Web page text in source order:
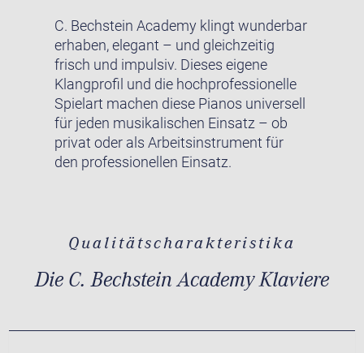
C. Bechstein Academy klingt wunderbar
erhaben, elegant – und gleichzeitig
frisch und impulsiv. Dieses eigene
Klangprofil und die hochprofessionelle
Spielart machen diese Pianos universell
für jeden musikalischen Einsatz – ob
privat oder als Arbeitsinstrument für
den professionellen Einsatz.
Qualitätscharakteristika
Die C. Bechstein Academy Klaviere